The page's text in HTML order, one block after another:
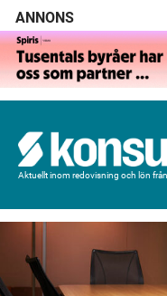
ANNONS
Aktuellt inom redovisning och lön